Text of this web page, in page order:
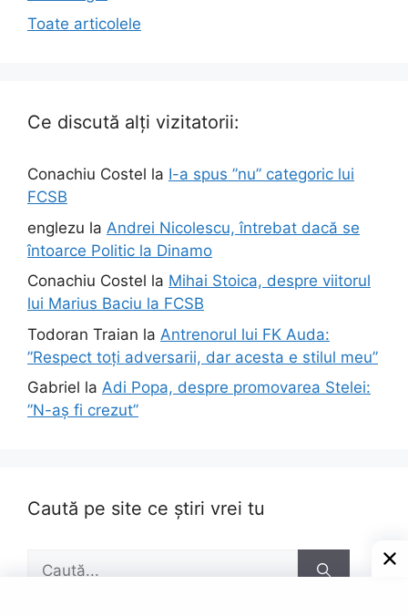
Toate articolele
Ce discută alți vizitatorii:
Conachiu Costel la I-a spus ”nu” categoric lui
FCSB
englezu la Andrei Nicolescu, întrebat dacă se
întoarce Politic la Dinamo
Conachiu Costel la Mihai Stoica, despre viitorul
lui Marius Baciu la FCSB
Todoran Traian la Antrenorul lui FK Auda:
”Respect toți adversarii, dar acesta e stilul meu”
Gabriel la Adi Popa, despre promovarea Stelei:
”N-aș fi crezut”
Caută pe site ce știri vrei tu
Caută
după: